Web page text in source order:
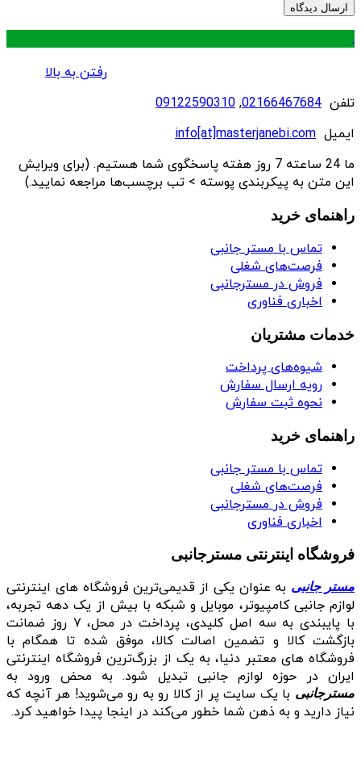
.
رفتن به بالا
تلفن 02166467684
,
09122590310
ایمیل info[at]masterjanebi.com
ما 24 ساعته 7 روز هفته پاسخگوی شما هستیم. (برای ویرایش
این متن به پیکربندی پوسته > تب برچسب‌ها مراجعه نمایید.)
راهنمای خرید
تماس با مستر جانبی
فرصت‌های شغلی
فروش در مسترجانبی
اخباری فناوری
خدمات مشتریان
شیوه‌های پرداخت
رویه ارسال سفارش
نحوه ثبت سفارش
راهنمای خرید
تماس با مستر جانبی
فرصت‌های شغلی
فروش در مسترجانبی
اخباری فناوری
فروشگاه اینترنتی مسترجانبی
مستر جانبی به عنوان یکی از قدیمی‌ترین فروشگاه های اینترنتی
لوازم جانبی کامپیوتر، موبایل و شبکه با بیش از یک دهه تجربه،
با پایبندی به سه اصل کلیدی، پرداخت در محل، ۷ روز ضمانت
بازگشت کالا و تضمین اصالت کالا، موفق شده تا همگام با
فروشگاه‌ های معتبر دنیا، به یک از بزرگ‌ترین فروشگاه اینترنتی
ایران در حوزه لوازم جانبی تبدیل شود. به محض ورود به
مسترجانبی با یک سایت پر از کالا رو به رو می‌شوید! هر آنچه که
نیاز دارید و به ذهن شما خطور می‌کند در اینجا پیدا خواهید کرد.